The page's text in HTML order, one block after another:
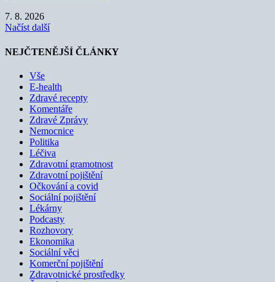
7. 8. 2026
Načíst další
NEJČTENĚJŠÍ ČLÁNKY
Vše
E-health
Zdravé recepty
Komentáře
Zdravé Zprávy
Nemocnice
Politika
Léčiva
Zdravotní gramotnost
Zdravotní pojištění
Očkování a covid
Sociální pojištění
Lékárny
Podcasty
Rozhovory
Ekonomika
Sociální věci
Komerční pojištění
Zdravotnické prostředky